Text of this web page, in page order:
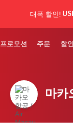
대폭 할인!
프로모션 주문 할인
마카